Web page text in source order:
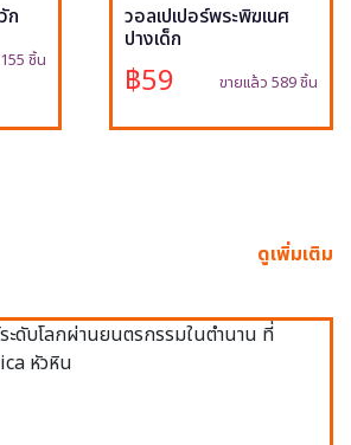
ก
ชิ้น
วอลเปเปอร์พระพิฆเนศ
ปางเด็ก
฿59 ขายแล้ว 589 ชิ้น
ดูเพิ่มเติม